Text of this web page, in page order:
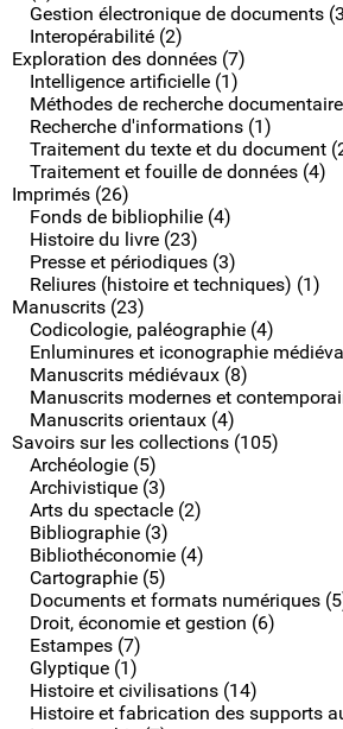
Gestion électronique de documents
Interopérabilité (2)
Exploration des données (7)
Intelligence artificielle (1)
Méthodes de recherche
Recherche d'informations (1)
Traitement du texte et du document
Traitement et fouille de données (4)
Imprimés (26)
Fonds de bibliophilie (4)
Histoire du livre (23)
Presse et périodiques (3)
Reliures (histoire et techniques) (1)
Manuscrits (23)
Codicologie, paléographie (4)
Enluminures et iconographie
Manuscrits médiévaux (8)
Manuscrits modernes et
Manuscrits orientaux (4)
Savoirs sur les collections (105)
Archéologie (5)
Archivistique (3)
Arts du spectacle (2)
Bibliographie (3)
Bibliothéconomie (4)
Cartographie (5)
Documents et formats numériques
Droit, économie et gestion (6)
Estampes (7)
Glyptique (1)
Histoire et civilisations (14)
Histoire et fabrication des supports